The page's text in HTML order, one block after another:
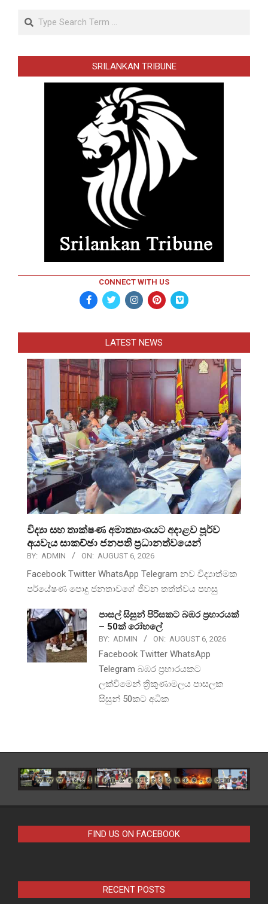
Search
SRILANKAN TRIBUNE
CONNECT WITH US
LATEST NEWS
විද්‍යා සහ තාක්ෂණ අමාත්‍යාංශයට අදාළව පූර්ව
අයවැය සාකච්ඡා ජනපති ප්‍රධානත්වයෙන්
BY: ADMIN ON: AUGUST 6, 2026
Facebook Twitter WhatsApp Telegram නව විද්‍යාත්මක
පර්යේෂණ පොදු ජනතාවගේ ජීවන තත්ත්වය පහසු
පාසල් සිසුන් පිරිසකට බඹර ප්‍රහාරයක්
– 50ක් රෝහලේ
BY: ADMIN ON: AUGUST 6, 2026
Facebook Twitter WhatsApp
Telegram බඹර ප්‍රහාරයකට
ලක්වීමෙන් ත්‍රිකුණාමලය පාසලක
සිසුන් 50කට අධික
FIND US ON FACEBOOK
RECENT POSTS